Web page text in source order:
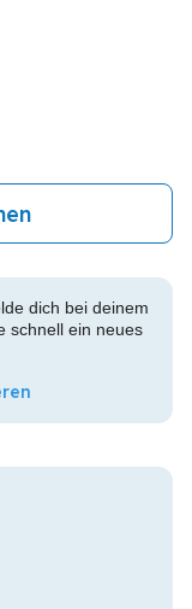
dich bei deinem
schnell ein neues